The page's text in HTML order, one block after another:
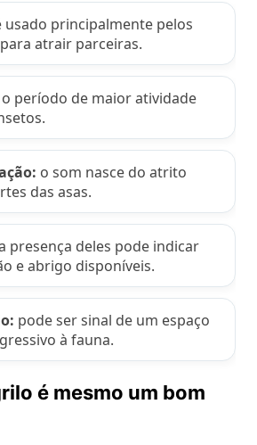
usado principalmente pelos
atrair parceiras.
o período de maior atividade
o som nasce do atrito
das asas.
presença deles pode indicar
e abrigo disponíveis.
pode ser sinal de um espaço
à fauna.
é mesmo um bom